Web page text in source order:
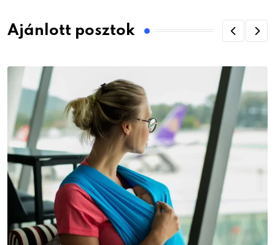
Ajánlott posztok